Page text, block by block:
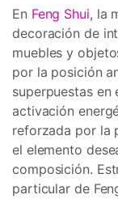
En Feng Shui, la
decoración de
muebles y
por la posición
superpuestas en
activación
reforzada por la
el elemento
composición.
particular de